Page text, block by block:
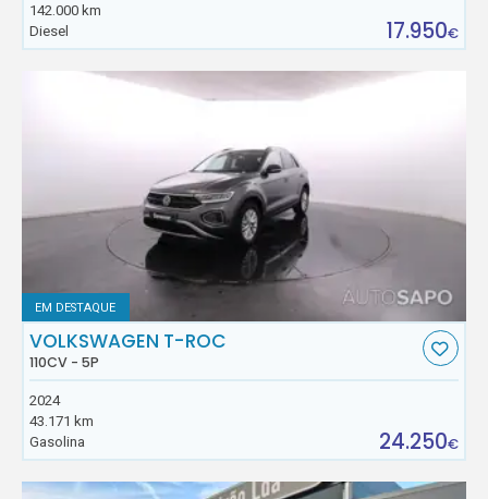
142.000 km
Diesel
17.950€
EM DESTAQUE
VOLKSWAGEN T-ROC
110CV - 5P
2024
43.171 km
Gasolina
24.250€